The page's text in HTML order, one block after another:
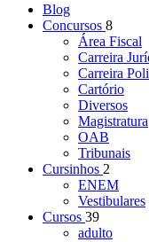
Blog
Concursos 8
Área Fiscal
Carreira
Carreira
Cartório
Diversos
Magistratura
OAB
Tribunais
Cursinhos 2
ENEM
Vestibulares
Cursos 39
adulto